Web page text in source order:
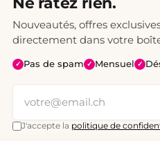
Nouveautés, offres
directement dans votre
✓ Pas de spam ✓ Mensuel ✓
J'accepte la politique de